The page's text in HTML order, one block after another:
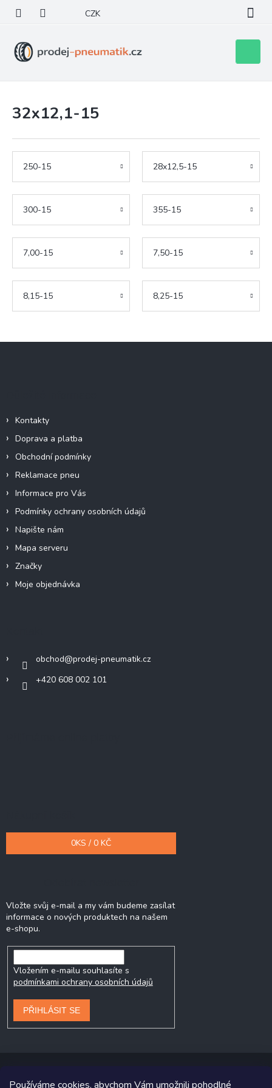
Používáme cookies, abychom Vám umožnili pohodlné
obsah
CZK
košík
32x12,1-15
250-15 28x12,5-15
300-15 355-15
7,00-15 7,50-15
8,15-15 8,25-15
Kontakty
Doprava a platba
Obchodní podmínky
Reklamace pneu
Informace pro Vás
Podmínky ochrany osobních údajů
Napište nám
Mapa serveru
Značky
Moje objednávka
obchod@prodej-pneumatik.cz
+420 608 002 101
0KS / 0 KČ
Vložte svůj e-mail a my vám budeme zasílat
informace o nových produktech na našem
e-shopu.
Vložením e-mailu souhlasíte s
podmínkami ochrany osobních údajů
PŘIHLÁSIT SE